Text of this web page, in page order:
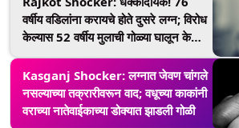
वर्षीय वडिलांना करायचे होते दुसरे लग्न; विरोध
केल्यास 52 वर्षीय मुलाची गोळ्या घालून केली
हत्या
Kasganj Shocker: लग्नात जेवण चांगले
नसल्याच्या तक्रारीवरून वाद; वधूच्या काकांनी
वराच्या नातेवाईकाच्या डोक्यात झाडली गोळी